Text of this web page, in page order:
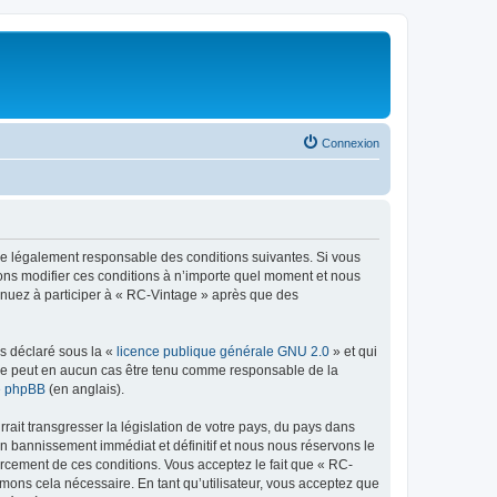
Connexion
légalement responsable des conditions suivantes. Si vous
modifier ces conditions à n’importe quel moment et nous
à participer à « RC-Vintage » après que des
déclaré sous la « licence publique générale GNU 2.0 » et qui
en aucun cas être tenu comme responsable de la
phpBB (en anglais).
transgresser la législation de votre pays, du pays dans
immédiat et définitif et nous nous réservons le
de ces conditions. Vous acceptez le fait que « RC-
cela nécessaire. En tant qu’utilisateur, vous acceptez que